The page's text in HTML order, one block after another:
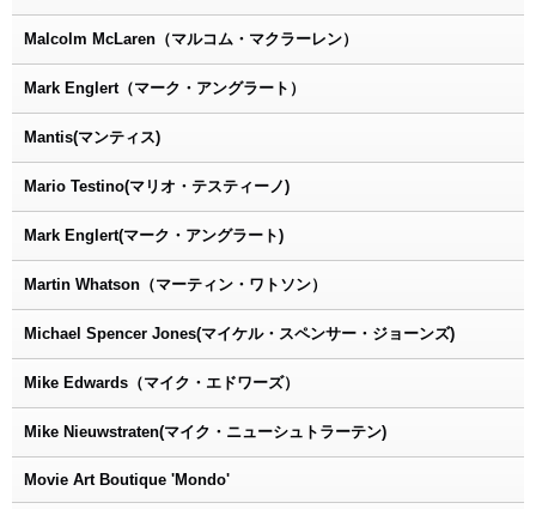
Malcolm McLaren（マルコム・マクラーレン）
Mark Englert（マーク・アングラート）
Mantis(マンティス)
Mario Testino(マリオ・テスティーノ)
Mark Englert(マーク・アングラート)
Martin Whatson（マーティン・ワトソン）
Michael Spencer Jones(マイケル・スペンサー・ジョーンズ)
Mike Edwards（マイク・エドワーズ）
Mike Nieuwstraten(マイク・ニューシュトラーテン)
Movie Art Boutique 'Mondo'